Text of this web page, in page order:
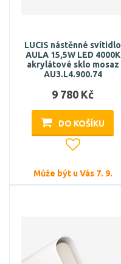
LUCIS nástěnné svítidlo
AULA 15,5W LED 4000K
akrylátové sklo mosaz
AU3.L4.900.74
9 780 Kč
DO KOŠÍKU
Může být u Vás 7. 9.